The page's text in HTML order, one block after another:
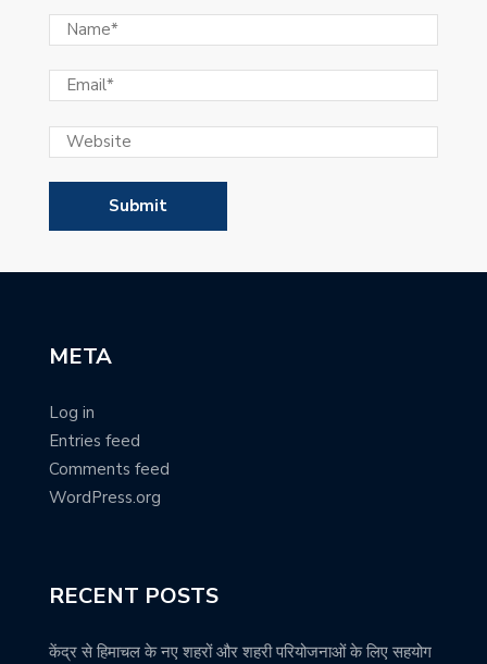
META
Log in
Entries feed
Comments feed
WordPress.org
RECENT POSTS
केंद्र से हिमाचल के नए शहरों और शहरी परियोजनाओं के लिए सहयोग